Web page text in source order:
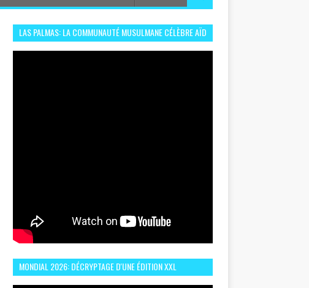
LAS PALMAS: LA COMMUNAUTÉ MUSULMANE CÉLÈBRE AÏD
MONDIAL 2026: DÉCRYPTAGE D'UNE ÉDITION XXL